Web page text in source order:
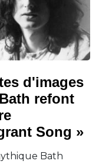
d'images
refont
Song »
Bath